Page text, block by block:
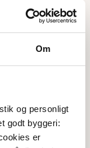
Om
og personligt
godt byggeri:
er